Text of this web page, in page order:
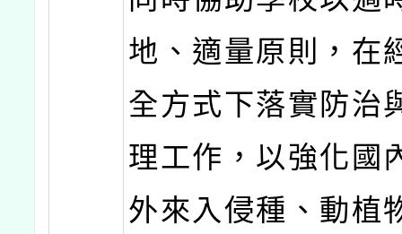
地、適量原則，在
全方式下落實防治
理工作，以強化國
外來入侵種、動植